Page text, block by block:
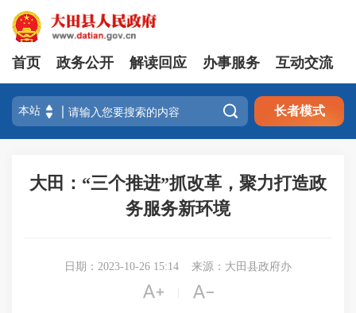
首页 政务公开 解读回应 办事服务 互动交流
 长者模式
大田：“三个推进”抓改革，聚力打造政
务服务新环境
日期：2023-10-26 15:14 来源：大田县政府办
 